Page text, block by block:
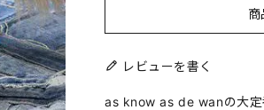
商
レビューを書く
as know as de wanの大